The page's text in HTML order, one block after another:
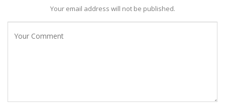
Your email address will not be published.